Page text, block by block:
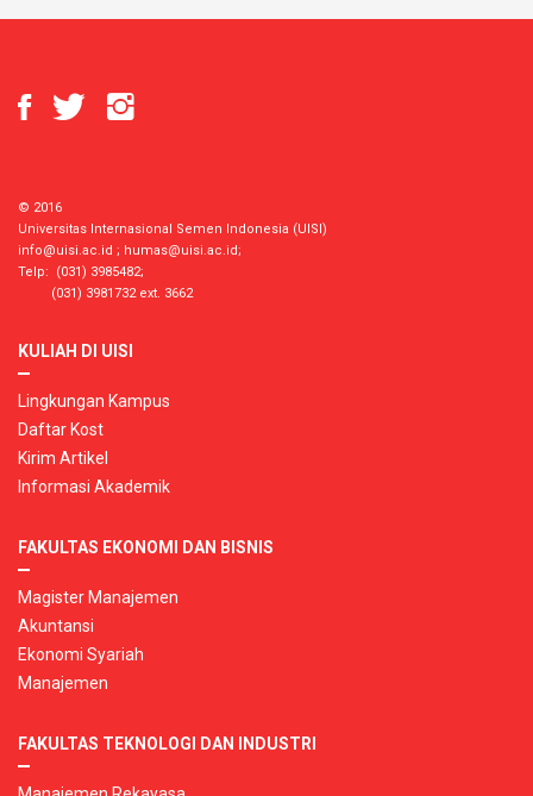
© 2016
Universitas Internasional Semen Indonesia (UISI)
info@uisi.ac.id ; humas@uisi.ac.id;
Telp: (031) 3985482;
(031) 3981732 ext. 3662
KULIAH DI UISI
Lingkungan Kampus
Daftar Kost
Kirim Artikel
Informasi Akademik
FAKULTAS EKONOMI DAN BISNIS
Magister Manajemen
Akuntansi
Ekonomi Syariah
Manajemen
FAKULTAS TEKNOLOGI DAN INDUSTRI